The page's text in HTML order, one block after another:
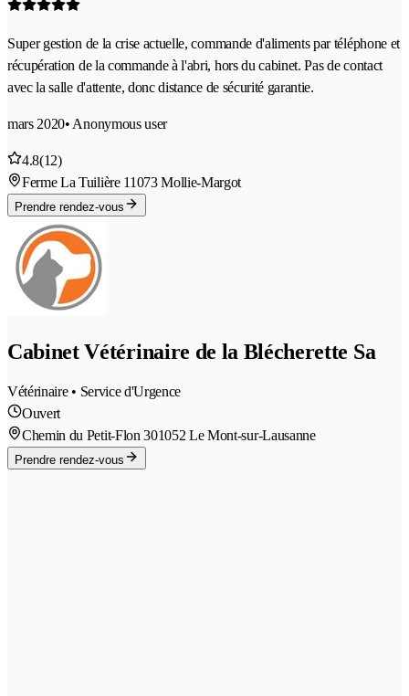
Super gestion de la crise actuelle, commande d'aliments par téléphone et
récupération de la commande à l'abri, hors du cabinet. Pas de contact
avec la salle d'attente, donc distance de sécurité garantie.
mars 2020• Anonymous user
4.8(12)
Ferme La Tuilière 11073 Mollie-Margot
Prendre rendez-vous
Cabinet Vétérinaire de la Blécherette Sa
Vétérinaire • Service d'Urgence
Ouvert
Chemin du Petit-Flon 301052 Le Mont-sur-Lausanne
Prendre rendez-vous